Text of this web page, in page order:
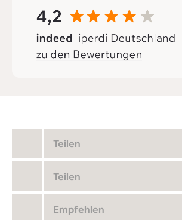
Teilen
Teilen
Empfehlen